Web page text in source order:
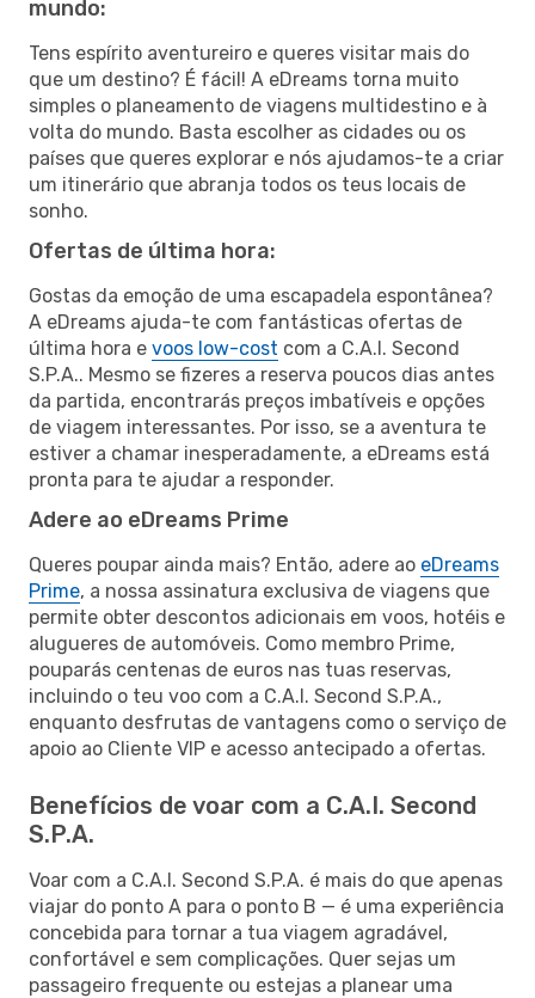
mundo:
Tens espírito aventureiro e queres visitar mais do
que um destino? É fácil! A eDreams torna muito
simples o planeamento de viagens multidestino e à
volta do mundo. Basta escolher as cidades ou os
países que queres explorar e nós ajudamos-te a criar
um itinerário que abranja todos os teus locais de
sonho.
Ofertas de última hora:
Gostas da emoção de uma escapadela espontânea?
A eDreams ajuda-te com fantásticas ofertas de
última hora e voos low-cost com a C.A.I. Second
S.P.A.. Mesmo se fizeres a reserva poucos dias antes
da partida, encontrarás preços imbatíveis e opções
de viagem interessantes. Por isso, se a aventura te
estiver a chamar inesperadamente, a eDreams está
pronta para te ajudar a responder.
Adere ao eDreams Prime
Queres poupar ainda mais? Então, adere ao eDreams
Prime, a nossa assinatura exclusiva de viagens que
permite obter descontos adicionais em voos, hotéis e
alugueres de automóveis. Como membro Prime,
pouparás centenas de euros nas tuas reservas,
incluindo o teu voo com a C.A.I. Second S.P.A.,
enquanto desfrutas de vantagens como o serviço de
apoio ao Cliente VIP e acesso antecipado a ofertas.
Benefícios de voar com a C.A.I. Second
S.P.A.
Voar com a C.A.I. Second S.P.A. é mais do que apenas
viajar do ponto A para o ponto B — é uma experiência
concebida para tornar a tua viagem agradável,
confortável e sem complicações. Quer sejas um
passageiro frequente ou estejas a planear uma